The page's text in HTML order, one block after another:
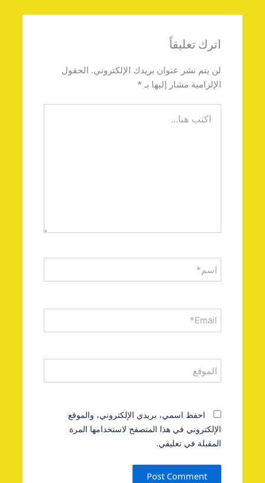
اترك تعليقاً
لن يتم نشر عنوان بريدك الإلكتروني. الحقول
الإلزامية مشار إليها بـ*
احفظ اسمي، بريدي الإلكتروني، والموقع
الإلكتروني في هذا المتصفح لاستخدامها المرة
المقبلة في تعليقي.